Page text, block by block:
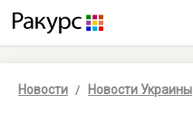
Новости Новости Украины